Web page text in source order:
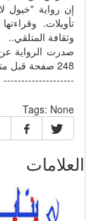
إن رواية "خيول
تأويلات.
وثقافة المتلقي..
248 صفحة قبل متم سنة 2018.
--------------------
Tags:None
العلامات